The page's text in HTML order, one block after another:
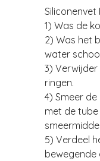
Siliconenvet
1) Was de
2) Was het
water
3)
ringen.
4) Smeer
met de tube
5) Verdeel
bewegende